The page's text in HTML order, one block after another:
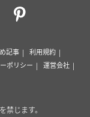
記事
利用規約
ポリシー
運営会社
禁じます。